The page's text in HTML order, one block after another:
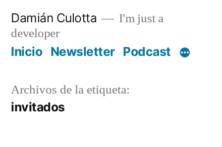
contenido
Damián Culotta
I'm just a
developer
Inicio Newsletter Podcast
Archivos de la etiqueta:
invitados